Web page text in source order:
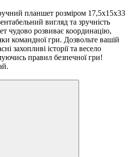
планшет розміром 17,5х15х33
вигляд та зручність
чудово розвиває координацію,
командної гри. Дозвольте вашій
захопливі історії та весело
правил безпечної гри!